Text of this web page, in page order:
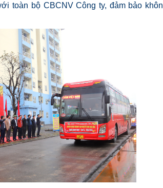
toàn bộ CBCNV Công ty, đảm bảo